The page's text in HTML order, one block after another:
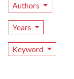
Authors
Years
Keyword